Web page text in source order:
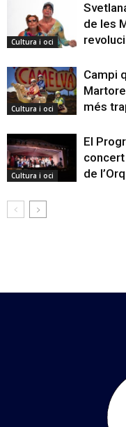
Cultura i oci
de les
Cultura i oci
Campi
més
Cultura i oci
El
de